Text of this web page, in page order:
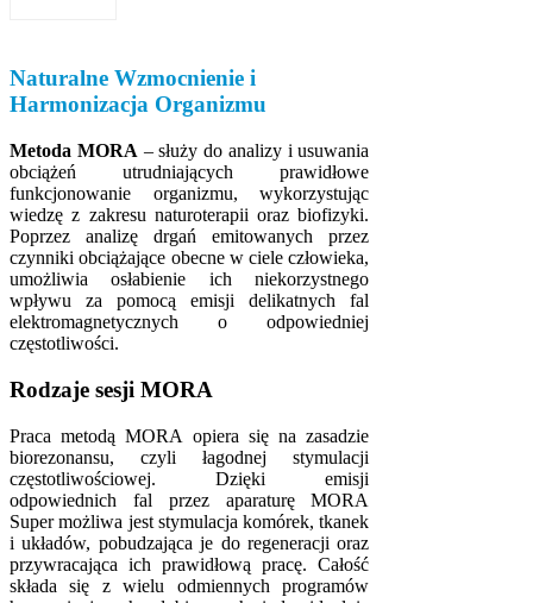
Naturalne Wzmocnienie i
Harmonizacja Organizmu
Metoda MORA – służy do analizy i usuwania
obciążeń utrudniających prawidłowe
funkcjonowanie organizmu, wykorzystując
wiedzę z zakresu naturoterapii oraz biofizyki.
Poprzez analizę drgań emitowanych przez
czynniki obciążające obecne w ciele człowieka,
umożliwia osłabienie ich niekorzystnego
wpływu za pomocą emisji delikatnych fal
elektromagnetycznych o odpowiedniej
częstotliwości.
Rodzaje sesji MORA
Praca metodą MORA opiera się na zasadzie
biorezonansu, czyli łagodnej stymulacji
częstotliwościowej. Dzięki emisji
odpowiednich fal przez aparaturę MORA
Super możliwa jest stymulacja komórek, tkanek
i układów, pobudzająca je do regeneracji oraz
przywracająca ich prawidłową pracę. Całość
składa się z wielu odmiennych programów